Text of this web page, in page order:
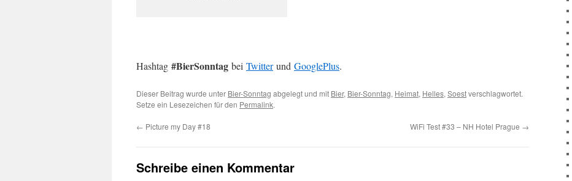
Hashtag #BierSonntag bei Twitterund GooglePlus.
Dieser Beitrag wurde unter Bier-Sonntag abgelegt und mit Bier, Bier-Sonntag, Heimat, Helles, Soestverschlagwortet.
Setze ein Lesezeichen für den Permalink.
← Picture my Day #18 WiFi Test #33 – NH Hotel Prague →
Schreibe einen Kommentar